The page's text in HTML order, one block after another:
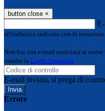
button close ×
all'indirizzo indicato con le istruzioni
Non hai una e-mail associata al
tramite la Login Spaggiari
E-mail inviata, si prega di
Errore